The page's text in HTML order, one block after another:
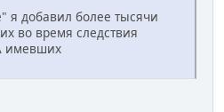
я добавил более тысячи
во время следствия
имевших